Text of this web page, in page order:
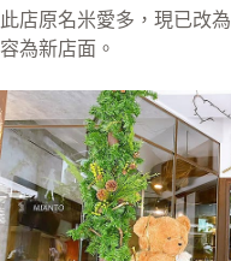
此店原名米愛多，現已改為
容為新店面。